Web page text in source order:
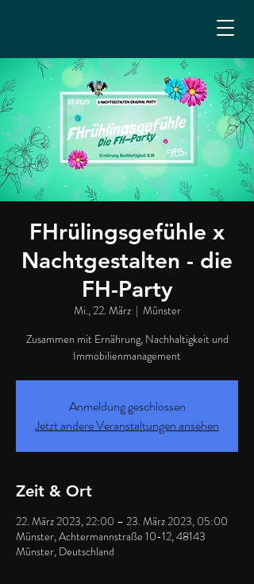
FHrülingsgefühle x
Nachtgestalten - die
FH-Party
Mi., 22. März
  |
Münster
Zusammen mit Ernährung, Nachhaltigkeit und
Immobilienmanagement
Anmeldung geschlossen
Jetzt andere Veranstaltungen ansehen
Zeit & Ort
22. März 2023, 22:00 – 23. März 2023, 05:00
Münster, Achtermannstraße 10-12, 48143
Münster, Deutschland